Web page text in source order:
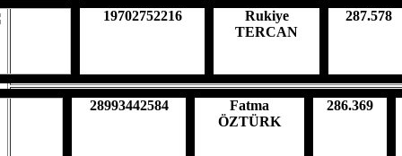
19702752216
Rukiye
TERCAN
287.578
28993442584
Fatma
ÖZTÜRK
286.369